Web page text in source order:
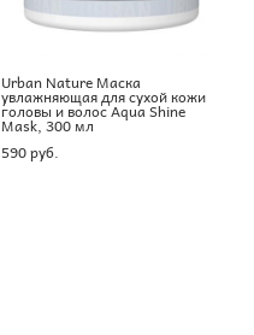
Urban Nature Маска
увлажняющая для сухой кожи
головы и волос Aqua Shine
Mask, 300 мл
590 pуб.